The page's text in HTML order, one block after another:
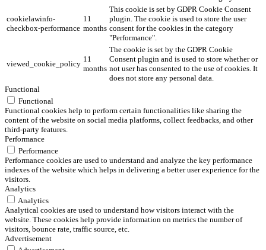
cookielawinfo-
checkbox-performance
11
months
This cookie is set by GDPR Cookie Consent
plugin. The cookie is used to store the user
consent for the cookies in the category
"Performance".
viewed_cookie_policy
11
months
The cookie is set by the GDPR Cookie
Consent plugin and is used to store whether or
not user has consented to the use of cookies. It
does not store any personal data.
Functional
Functional
Functional cookies help to perform certain functionalities like sharing the
content of the website on social media platforms, collect feedbacks, and other
third-party features.
Performance
Performance
Performance cookies are used to understand and analyze the key performance
indexes of the website which helps in delivering a better user experience for the
visitors.
Analytics
Analytics
Analytical cookies are used to understand how visitors interact with the
website. These cookies help provide information on metrics the number of
visitors, bounce rate, traffic source, etc.
Advertisement